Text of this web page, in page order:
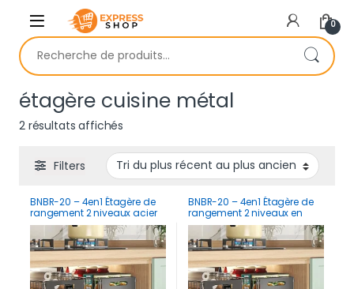
Skip to navigation
Skip to content
0
Recherche pour :
étagère cuisine métal
2 résultats affichés
Filters
BNBR-20 – 4en1 Étagère de
rangement 2 niveaux acier
inoxydable rangement
cuisine salle de bain et
garde-manger
BNBR-20 – 4en1 Étagère de
rangement 2 niveaux en
INOX rangement cuisine
salle de bain et garde-
manger